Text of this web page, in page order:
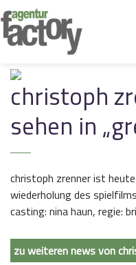
christoph
sehen in
christoph zrenner ist
wiederholung des
casting: nina haun, regie:
zu weiteren news von